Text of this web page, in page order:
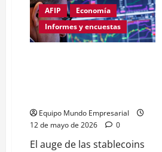
AFIP
Economía
Informes y encuestas
Equipo Mundo Empresarial
12 de mayo de 2026
0
El auge de las stablecoins